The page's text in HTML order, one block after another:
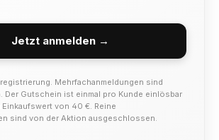
Jetzt anmelden →
Mehrfachanmeldungen sind
Gutschein ist einmal pro Kunde einlösbar
Einkaufswert von 40 €. Reine
sind von der Aktion ausgeschlossen.